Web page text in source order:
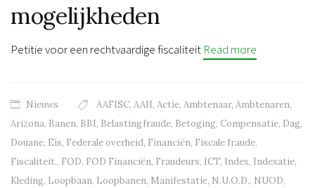
mogelijkheden
Petitie voor een rechtvaardige fiscaliteit Read more
Nieuws AAFISC, AAII, Actie, Ambtenaar, Ambtenaren,
Arizona, Banen, BBI, Belastingfraude, Betoging, Compensatie, Dag,
Douane, Eis, Federale overheid, Financiën, Fiscale fraude,
Fiscaliteit., FOD, FOD Financiën, Fraudeurs, ICT, Index, Indexatie,
Kleding, Loopbaan, Loopbanen, Manifestatie, N.U.O.D., NUOD,